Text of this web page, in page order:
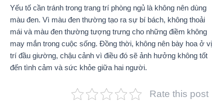
Yếu tố cần tránh trong trang trí phòng ngủ là không nên dùng
màu đen. Vì màu đen thường tạo ra sự bí bách, không thoải
mái và màu đen thường tượng trưng cho những điềm không
may mắn trong cuộc sống. Đồng thời, không nên bày hoa ở vị
trí đầu giường, chậu cảnh vì điều đó sẽ ảnh hưởng không tốt
đến tình cảm và sức khỏe giữa hai người.
Rate this post